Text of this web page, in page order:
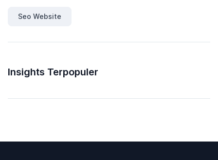
Seo Website
Insights Terpopuler